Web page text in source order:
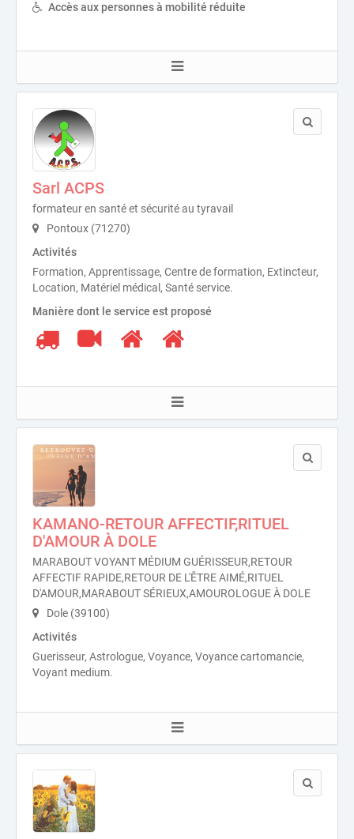
Accès aux personnes à mobilité réduite
Sarl ACPS
formateur en santé et sécurité au tyravail
Pontoux (71270)
Activités
Formation, Apprentissage, Centre de formation, Extincteur,
Location, Matériel médical, Santé service.
Manière dont le service est proposé
KAMANO-RETOUR AFFECTIF,RITUEL
D'AMOUR À DOLE
MARABOUT VOYANT MÉDIUM GUÉRISSEUR,RETOUR
AFFECTIF RAPIDE,RETOUR DE L'ÊTRE AIMÉ,RITUEL
D'AMOUR,MARABOUT SÉRIEUX,AMOUROLOGUE À DOLE
Dole (39100)
Activités
Guerisseur, Astrologue, Voyance, Voyance cartomancie,
Voyant medium.